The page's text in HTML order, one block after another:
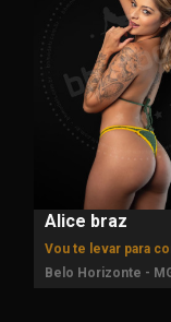
Alice braz
Belo Horizonte -